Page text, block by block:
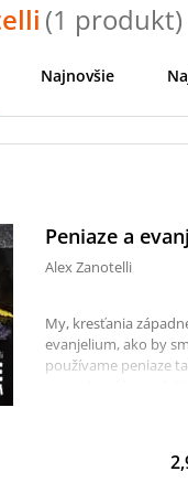
(1 produkt)
Najnovšie
Peniaze a
Alex Zanotelli
My, kresťania
evanjelium, ako by
používame peniaze
slová "alebo Boh,
prikázanie
máš a rozdaj
kontexte, akým je